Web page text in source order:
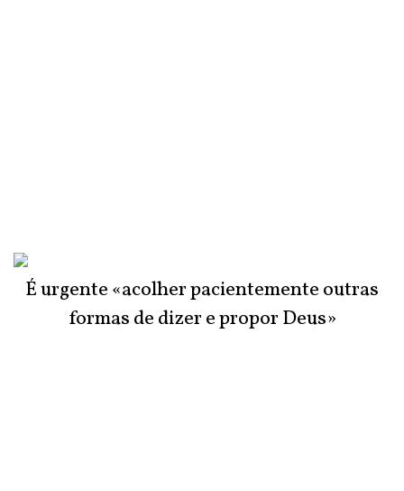
É urgente «acolher pacientemente outras
formas de dizer e propor Deus»